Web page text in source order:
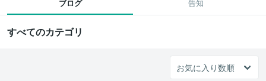
ブログ 告知
すべてのカテゴリ